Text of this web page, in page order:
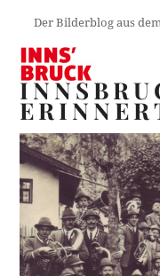
Der Bilderblog aus